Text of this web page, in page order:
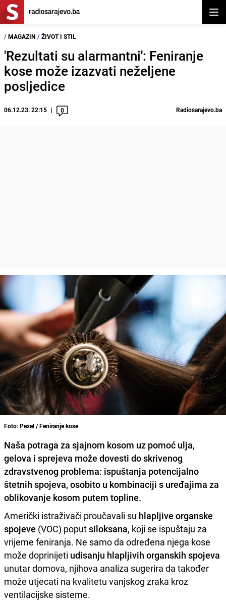
/ MAGAZIN / ŽIVOT I STIL
'Rezultati su alarmantni': Feniranje
kose može izazvati neželjene
posljedice
06.12.23. 22:15 0 Radiosarajevo.ba
Foto: Pexel / Feniranje kose
Naša potraga za sjajnom kosom uz pomoć ulja,
gelova i sprejeva može dovesti do skrivenog
zdravstvenog problema: ispuštanja potencijalno
štetnih spojeva, osobito u kombinaciji s uređajima za
oblikovanje kosom putem topline.
Američki istraživači proučavali su hlapljive organske
spojeve (VOC) poputsiloksana, koji se ispuštaju za
vrijeme feniranja. Ne samo da određena njega kose
može doprinijeti udisanju hlapljivih organskih spojeva
unutar domova, njihova analiza sugerira da također
može utjecati na kvalitetu vanjskog zraka kroz
ventilacijske sisteme.